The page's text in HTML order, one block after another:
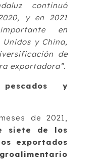
continuó
y en 2021
en
y China,
de
exportadora”.
y
de 2021,
siete de los
exportados